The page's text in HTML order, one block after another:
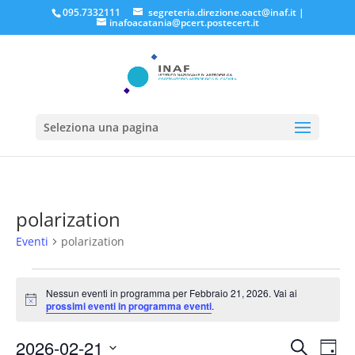
095.7332111 segreteria.direzione.oact@inaf.it|
inafoacatania@pcert.postecert.it
Seleziona una pagina
polarization
Eventi polarization
Eventi
for
Febbraio
21,
Notice
Nessun eventi in programma per Febbraio 21, 2026. Vai ai
prossimi eventi in programma eventi.
Eventi
Cerca
2026-02-21